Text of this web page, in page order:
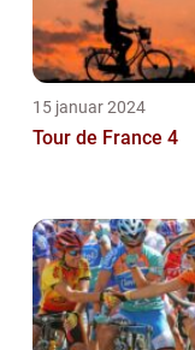
15 januar 2024
Tour de France 4